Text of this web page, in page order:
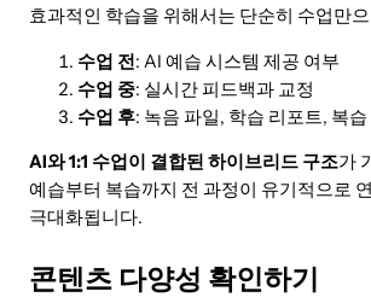
효과적인 학습을 위해서는 단순히 수업만
수업 전: AI 예습 시스템 제공 여부
수업 중: 실시간 피드백과 교정
수업 후: 녹음 파일, 학습 리포트, 복
AI와 1:1 수업이 결합된 하이브리드 구조가
예습부터 복습까지 전 과정이 유기적으로
극대화됩니다.
콘텐츠 다양성 확인하기